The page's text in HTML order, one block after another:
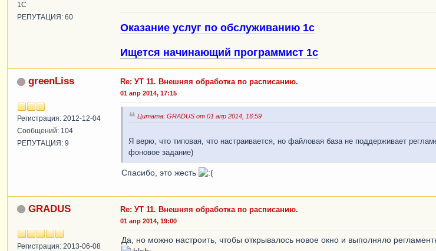
1С
РЕПУТАЦИЯ: 60
Оказание услуг по обслуживанию 1с
Ищется начинающий программист 1с
greenLiss
Регистрация: 2012-12-04
Сообщений: 104
РЕПУТАЦИЯ: 9
Re: УТ 11. Внешняя обработка по расписанию.
01 апр 2014, 17:15
Цитата: GRADUS от 01 апр 2014, 16:59
Я верю, что типовая, что настраивается, но файловая база не поддерживает
фоновое задание)
Спасибо, это жесть
GRADUS
Регистрация: 2013-06-08
Re: УТ 11. Внешняя обработка по расписанию.
01 апр 2014, 19:00
Да, но можно настроить, чтобы открывалось новое окно и выполняло